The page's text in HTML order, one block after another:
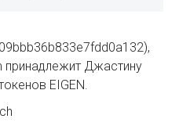
принадлежит Джастину
EIGEN.